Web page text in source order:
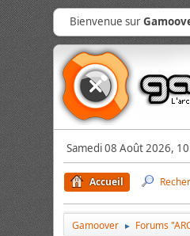
Bienvenue sur
Samedi 08 Août 2026,
Accueil
Gamoover ► Forums